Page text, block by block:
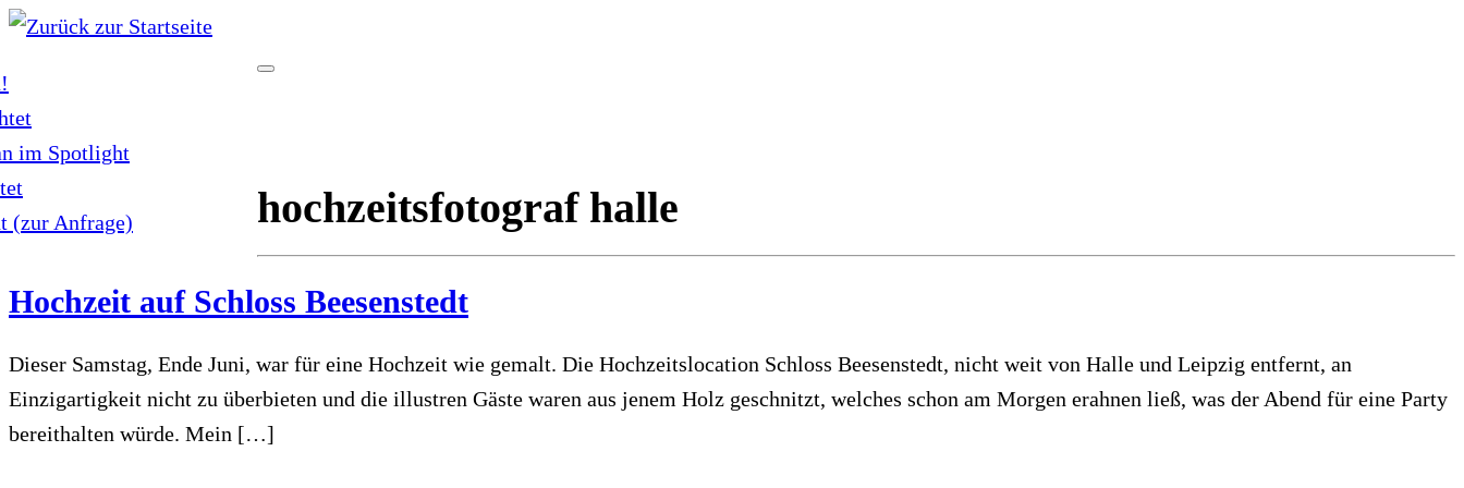
Zum
springen
im Spotlight
(zur Anfrage)
hochzeitsfotograf halle
Hochzeit auf Schloss Beesenstedt
Dieser Samstag, Ende Juni, war für eine Hochzeit wie gemalt. Die Hochzeitslocation Schloss Beesenstedt, nicht weit von Halle und Leipzig entfernt, an
Einzigartigkeit nicht zu überbieten und die illustren Gäste waren aus jenem Holz geschnitzt, welches schon am Morgen erahnen ließ, was der Abend für eine Party
bereithalten würde. Mein […]